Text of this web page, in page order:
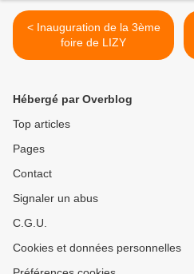
< Inauguration de la 3ème
foire de LIZY
Hébergé par Overblog
Top articles
Pages
Contact
Signaler un abus
C.G.U.
Cookies et données personnelles